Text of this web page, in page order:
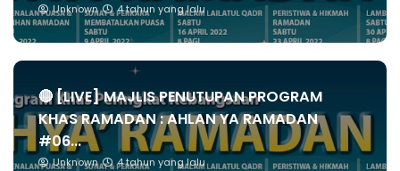
Unknown 4 tahun yang lalu
🔴 [LIVE] MAJLIS PENUTUPAN PROGRAM
KHAS RAMADAN : AHLAN YA RAMADAN
#06...
Unknown 4 tahun yang lalu